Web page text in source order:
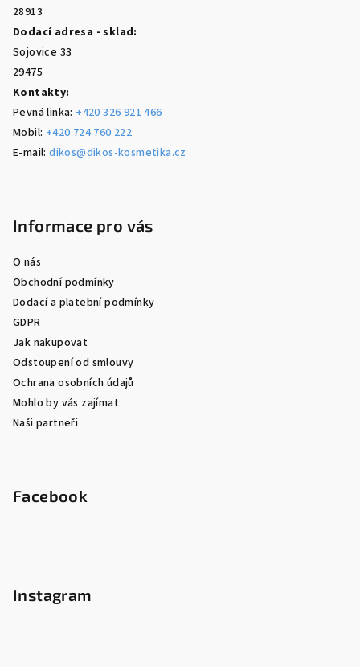
28913
Dodací adresa - sklad:
Sojovice 33
29475
Kontakty:
Pevná linka: +420 326 921 466
Mobil: +420 724 760 222
E-mail:dikos@dikos-kosmetika.cz
Informace pro vás
O nás
Obchodní podmínky
Dodací a platební podmínky
GDPR
Jak nakupovat
Odstoupení od smlouvy
Ochrana osobních údajů
Mohlo by vás zajímat
Naši partneři
Facebook
Instagram